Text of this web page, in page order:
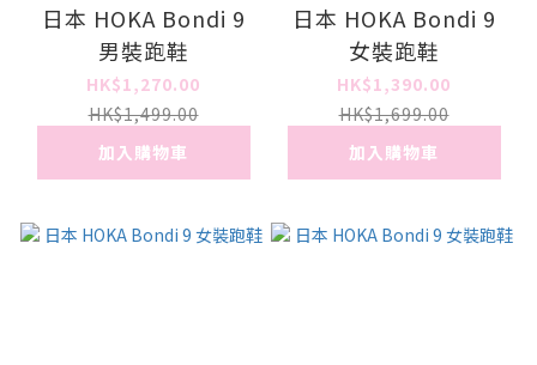
日本 HOKA Bondi 9
男裝跑鞋
HK$1,270.00
HK$1,499.00
加入購物車
日本 HOKA Bondi 9
女裝跑鞋
HK$1,390.00
HK$1,699.00
加入購物車